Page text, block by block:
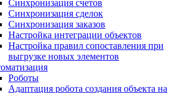
Синхронизация счетов
Синхронизация сделок
Синхронизация заказов
Настройка интеграции объектов
Настройка правил сопоставления при
выгрузке новых элементов
Роботы
Адаптация робота создания объекта на